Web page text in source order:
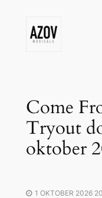
Come
Tryout
oktober
1 OKTOBER 2026